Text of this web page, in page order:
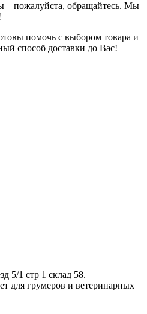
– пожалуйста, обращайтесь. Мы
помочь с выбором товара и
способ доставки до Вас!
5/1 стр 1 склад 58.
для грумеров и ветеринарных